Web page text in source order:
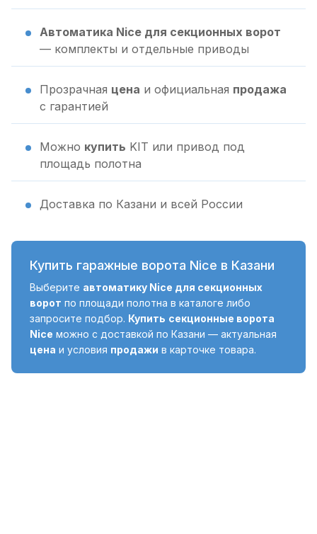
Автоматика Nice для секционных ворот
— комплекты и отдельные приводы
Прозрачная цена и официальная продажа
с гарантией
Можно купить KIT или привод под
площадь полотна
Доставка по Казани и всей России
Купить гаражные ворота Nice в Казани
Выберите автоматику Nice для секционных
ворот по площади полотна в каталоге либо
запросите подбор. Купить секционные ворота
Nice можно с доставкой по Казани — актуальная
цена и условия продажи в карточке товара.